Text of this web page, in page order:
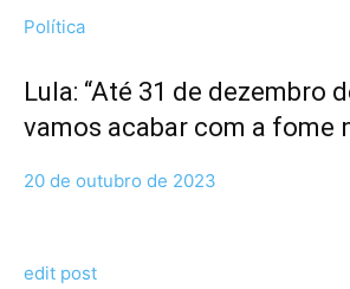
Política
Lula: “Até 31 de dezembro
vamos acabar com a fome
20 de outubro de 2023
edit post